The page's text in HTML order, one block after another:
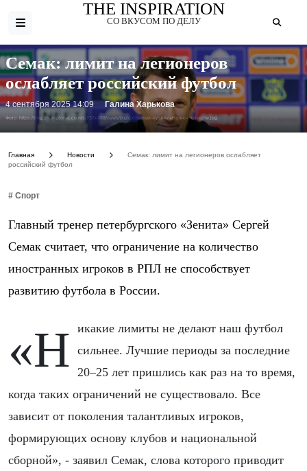
THE INSPIRATION
СО ВКУСОМ ПО ДЕЛУ
Фото: https://img.championat.com/s/732x488/news/big/g/d/semak-vyskazalsya-o-naznache.jpg
Семак: лимит на легионеров
ослабляет российский футбол
4 сентября 2025 14:09 Галина Харькова
Главная Новости
Семак: лимит на легионеров ослабляет
российский футбол
# Спорт
Главный тренер петербургского «Зенита» Сергей
Семак считает, что ограничение на количество
иностранных игроков в РПЛ не способствует
развитию футбола в России.
«Никакие лимиты не делают наш футбол
сильнее. Лучшие периоды за последние
20–25 лет пришлись как раз на то время,
когда таких ограничений не существовало. Все
зависит от поколения талантливых игроков,
формирующих основу клубов и национальной
сборной», - заявил Семак, слова которого приводит